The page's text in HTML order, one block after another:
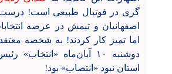
گری در فوتبال طبیعی است!
اصفهانیان و تیمش در عرصه
اما تمیز کار کردند! به شخصه
دوشنبه ۱۰ آبان‌ماه
استان نبود «انتصاب» بود!